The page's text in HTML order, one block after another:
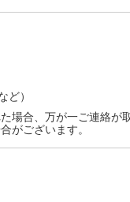
ど）
場合、万が一ご連絡が
がございます。